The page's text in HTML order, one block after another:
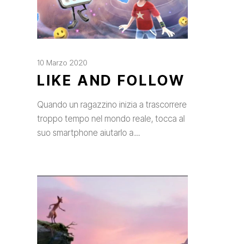
10 Marzo 2020
LIKE AND FOLLOW
Quando un ragazzino inizia a trascorrere
troppo tempo nel mondo reale, tocca al
suo smartphone aiutarlo a